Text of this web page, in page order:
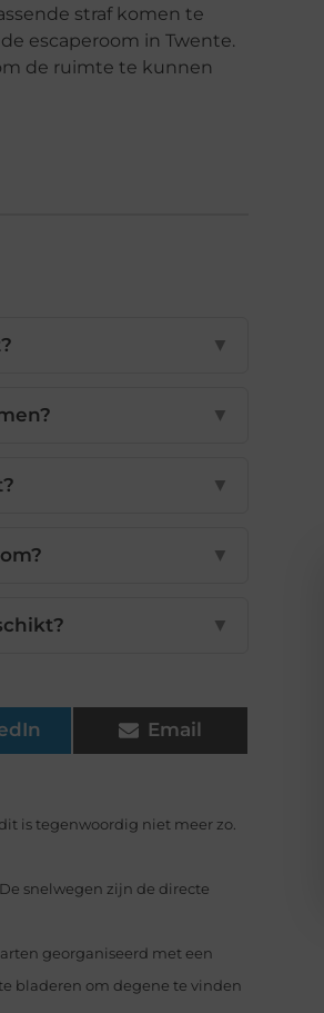
straf komen te
escaperoom in Twente.
de ruimte te kunnen
▼
▼
▼
▼
▼
Email
is tegenwoordig niet meer zo.
snelwegen zijn de directe
georganiseerd met een
bladeren om degene te vinden